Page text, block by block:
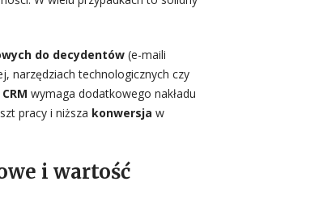
do decydentów (e-maili
narzędziach technologicznych czy
CRM wymaga dodatkowego nakładu
pracy i niższa konwersja w
i wartość